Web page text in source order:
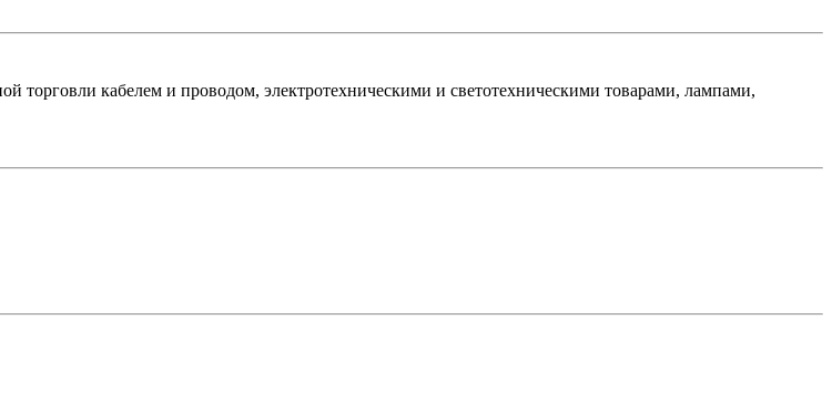
кабелем и проводом, электротехническими и светотехническими товарами, лампами,